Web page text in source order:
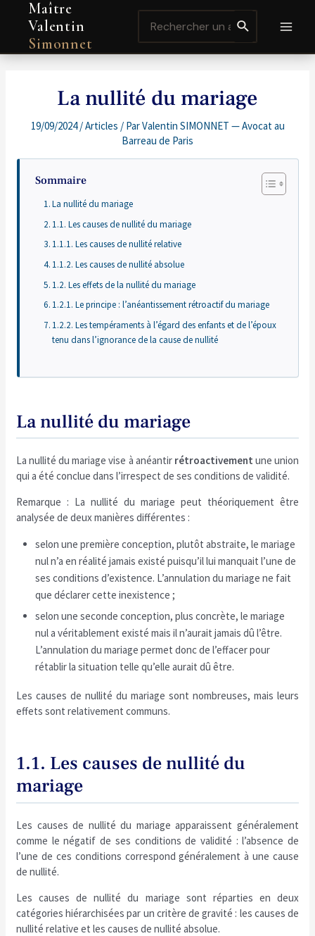
contenu
Maître
Valentin
Simonnet
for:
La nullité du mariage
19/09/2024/Articles / ParValentin SIMONNET — Avocat au
Barreau de Paris
Sommaire
La nullité du mariage
1.1. Les causes de nullité du mariage
1.1.1. Les causes de nullité relative
1.1.2. Les causes de nullité absolue
1.2. Les effets de la nullité du mariage
1.2.1. Le principe : l’anéantissement rétroactif du mariage
1.2.2. Les tempéraments à l’égard des enfants et de l’époux
tenu dans l’ignorance de la cause de nullité
La nullité du mariage
La nullité du mariage vise à anéantir rétroactivement une union
qui a été conclue dans l’irrespect de ses conditions de validité.
Remarque : La nullité du mariage peut théoriquement être
analysée de deux manières différentes :
selon une première conception, plutôt abstraite, le mariage
nul n’a en réalité jamais existé puisqu’il lui manquait l’une de
ses conditions d’existence. L’annulation du mariage ne fait
que déclarer cette inexistence ;
selon une seconde conception, plus concrète, le mariage
nul a véritablement existé mais il n’aurait jamais dû l’être.
L’annulation du mariage permet donc de l’effacer pour
rétablir la situation telle qu’elle aurait dû être.
Les causes de nullité du mariage sont nombreuses, mais leurs
effets sont relativement communs.
1.1. Les causes de nullité du
mariage
Les causes de nullité du mariage apparaissent généralement
comme le négatif de ses conditions de validité : l’absence de
l’une de ces conditions correspond généralement à une cause
de nullité.
Les causes de nullité du mariage sont réparties en deux
catégories hiérarchisées par un critère de gravité : les causes de
nullité relative et les causes de nullité absolue.
Navigation
de